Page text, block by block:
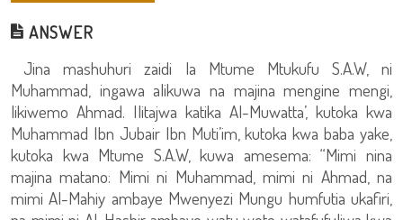
ANSWER
Jina mashuhuri zaidi la Mtume Mtukufu S.A.W, ni
Muhammad, ingawa alikuwa na majina mengine mengi,
likiwemo Ahmad. Ilitajwa katika Al-Muwatta’, kutoka kwa
Muhammad Ibn Jubair Ibn Muti’im, kutoka kwa baba yake,
kutoka kwa Mtume S.A.W, kuwa amesema: “Mimi nina
majina matano: Mimi ni Muhammad, mimi ni Ahmad, na
mimi Al-Mahiy ambaye Mwenyezi Mungu humfutia ukafiri,